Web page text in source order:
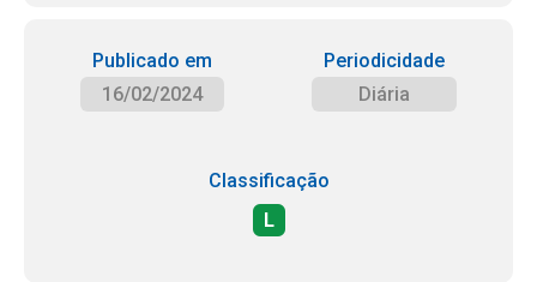
Publicado em
16/02/2024
Periodicidade
Diária
Classificação
L